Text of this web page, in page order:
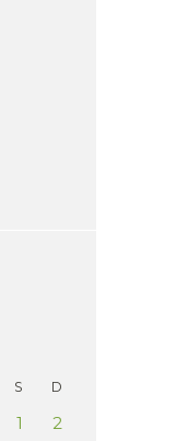
S D
1 2